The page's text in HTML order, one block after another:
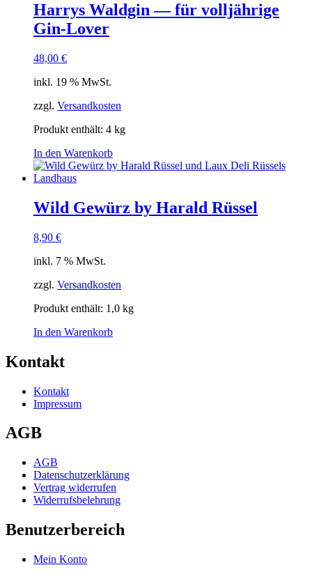
Harrys Waldgin — für volljährige
Gin-Lover
48,00 €
inkl. 19 % MwSt.
zzgl. Versandkosten
Produkt enthält: 4 kg
In den Warenkorb
Wild Gewürz by Harald Rüssel
8,90 €
inkl. 7 % MwSt.
zzgl. Versandkosten
Produkt enthält: 1,0 kg
In den Warenkorb
Kontakt
Kontakt
Impressum
AGB
AGB
Datenschutzerklärung
Vertrag widerrufen
Widerrufsbelehrung
Benutzerbereich
Mein Konto